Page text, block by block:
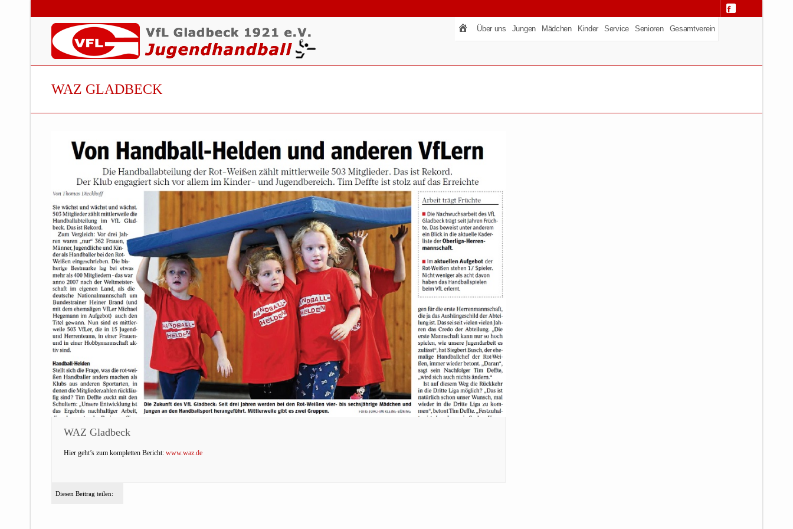
Über uns Jungen Mädchen Kinder Service Senioren Gesamtverein
WAZ GLADBECK
WAZ Gladbeck
Hier geht’s zum kompletten Bericht: www.waz.de
Diesen Beitrag teilen: